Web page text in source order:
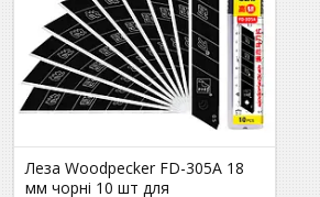
Леза Woodpecker FD-305A 18
мм чорні 10 шт для